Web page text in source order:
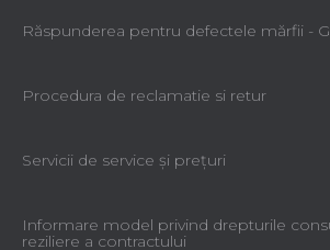
Răspunderea pentru defectele mărfii -
Procedura de reclamatie si retur
Servicii de service şi preţuri
Informare model privind drepturile
reziliere a contractului